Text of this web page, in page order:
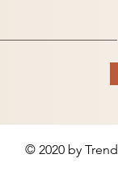
© 2020 by